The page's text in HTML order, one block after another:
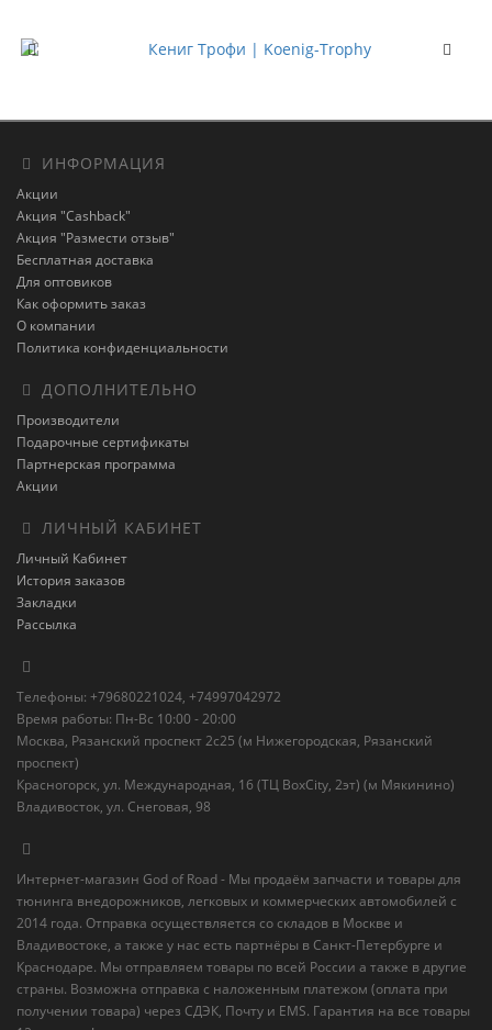
ИНФОРМАЦИЯ
Акции
Акция "Cashback"
Акция "Размести отзыв"
Бесплатная доставка
Для оптовиков
Как оформить заказ
О компании
Политика конфиденциальности
ДОПОЛНИТЕЛЬНО
Производители
Подарочные сертификаты
Партнерская программа
Акции
ЛИЧНЫЙ КАБИНЕТ
Личный Кабинет
История заказов
Закладки
Рассылка
Телефоны: +79680221024, +74997042972
Время работы: Пн-Вс 10:00 - 20:00
Москва, Рязанский проспект 2с25 (м Нижегородская, Рязанский
проспект)
Красногорск, ул. Международная, 16 (ТЦ BoxСity, 2эт) (м Мякинино)
Владивосток, ул. Снеговая, 98
Интернет-магазин God of Road - Мы продаём запчасти и товары для
тюнинга внедорожников, легковых и коммерческих автомобилей с
2014 года. Отправка осуществляется со складов в Москве и
Владивостоке, а также у нас есть партнёры в Санкт-Петербурге и
Краснодаре. Мы отправляем товары по всей России а также в другие
страны. Возможна отправка с наложенным платежом (оплата при
получении товара) через СДЭК, Почту и EMS. Гарантия на все товары